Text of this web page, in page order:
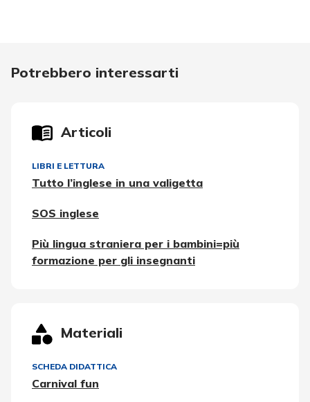
Potrebbero interessarti
Articoli
LIBRI E LETTURA
Tutto l’inglese in una valigetta
SOS inglese
Più lingua straniera per i bambini=più
formazione per gli insegnanti
Materiali
SCHEDA DIDATTICA
Carnival fun